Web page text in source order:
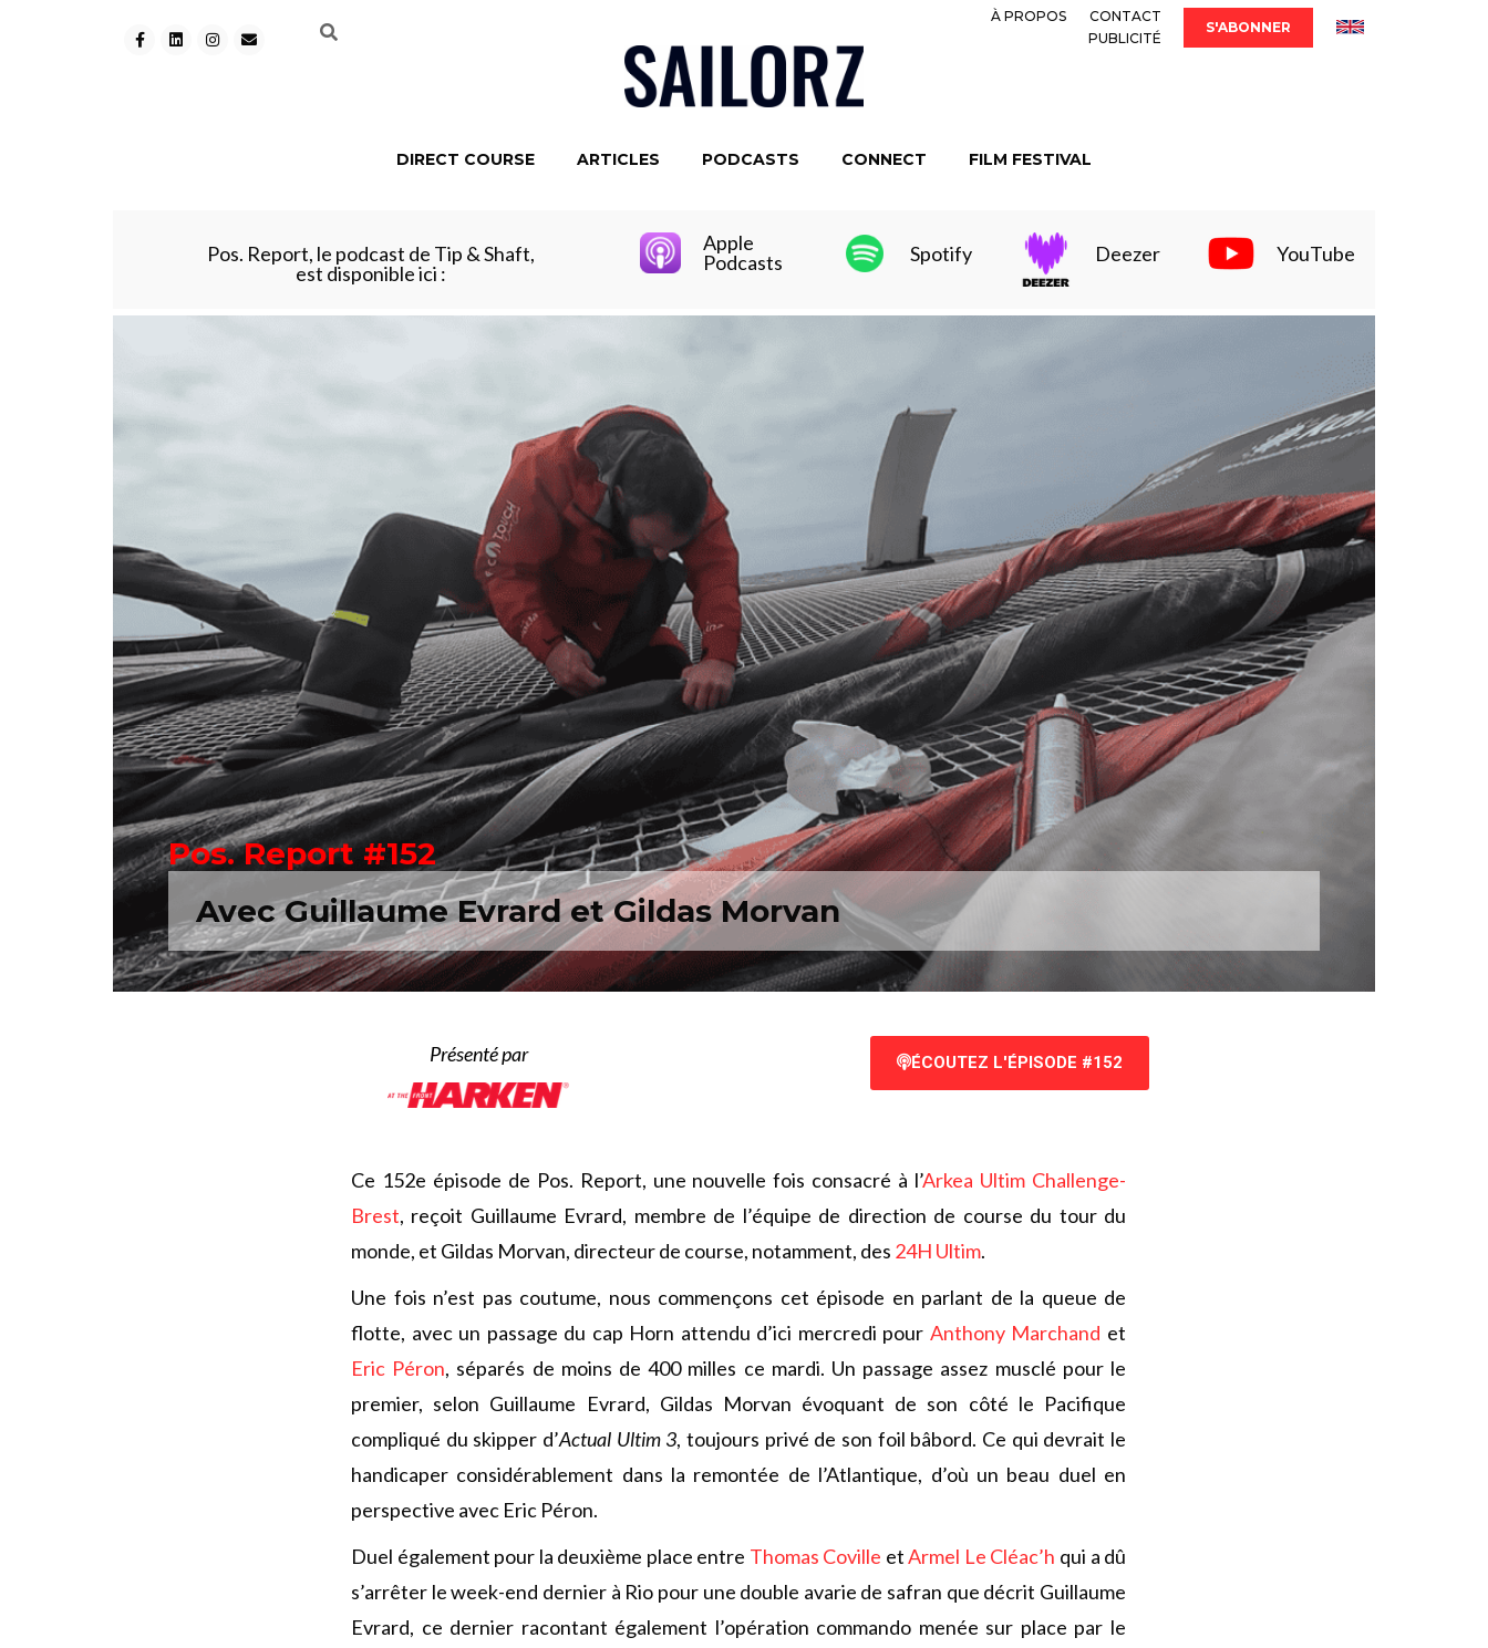
À PROPOS
CONTACT
PUBLICITÉ
S'ABONNER
DIRECT COURSE ARTICLES PODCASTS CONNECT FILM FESTIVAL
Pos. Report, le podcast de Tip & Shaft,
est disponible ici :
Apple
Podcasts
Spotify Deezer YouTube
Pos. Report #152
Avec Guillaume Evrard et Gildas Morvan
Présenté par ÉCOUTEZ L'ÉPISODE #152
Ce 152e épisode de Pos. Report, une nouvelle fois consacré à l’Arkea Ultim Challenge-
Brest, reçoit Guillaume Evrard, membre de l’équipe de direction de course du tour du
monde, et Gildas Morvan, directeur de course, notamment, des 24H Ultim.
Une fois n’est pas coutume, nous commençons cet épisode en parlant de la queue de
flotte, avec un passage du cap Horn attendu d’ici mercredi pour Anthony Marchand et
Eric Péron, séparés de moins de 400 milles ce mardi. Un passage assez musclé pour le
premier, selon Guillaume Evrard, Gildas Morvan évoquant de son côté le Pacifique
compliqué du skipper d’Actual Ultim 3, toujours privé de son foil bâbord. Ce qui devrait le
handicaper considérablement dans la remontée de l’Atlantique, d’où un beau duel en
perspective avec Eric Péron.
Duel également pour la deuxième place entre Thomas Coville etArmel Le Cléac’h qui a dû
s’arrêter le week-end dernier à Rio pour une double avarie de safran que décrit Guillaume
Evrard, ce dernier racontant également l’opération commando menée sur place par le